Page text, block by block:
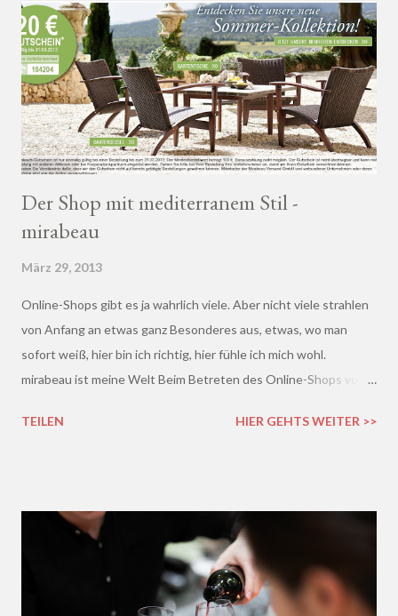
Der Shop mit mediterranem Stil -
mirabeau
März 29, 2013
Online-Shops gibt es ja wahrlich viele. Aber nicht viele strahlen
von Anfang an etwas ganz Besonderes aus, etwas, wo man
sofort weiß, hier bin ich richtig, hier fühle ich mich wohl.
mirabeau ist meine Welt Beim Betreten des Online-Shops von
Harmonische - ich wusste sofort, hier fühle ich mich wohl :)
TEILEN HIER GEHTS WEITER >>